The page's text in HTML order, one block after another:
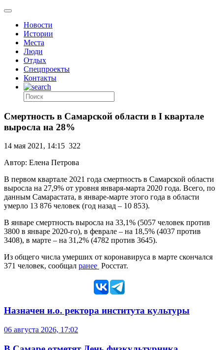
Новости
Истории
Места
Люди
Отдых
Спецпроекты
Контакты
Смертность в Самарской области в I квартале
выросла на 28%
14 мая 2021, 14:15 322
Автор: Елена Петрова
В первом квартале 2021 года смертность в Самарской области
выросла на 27,9% от уровня января-марта 2020 года. Всего, по
данным Самарастата, в январе-марте этого года в области
умерло 13 876 человек (год назад – 10 853).
В январе смертность выросла на 33,1% (5057 человек против
3800 в январе 2020-го), в феврале – на 18,5% (4037 против
3408), в марте – на 31,2% (4782 против 3645).
Из общего числа умерших от коронавируса в марте скончался
371 человек, сообщал ранее Росстат.
Назначен и.о. ректора института культуры
06 августа 2026, 17:02